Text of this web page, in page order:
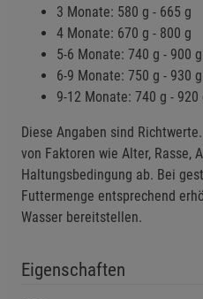
3 Monate: 580 g - 665 g
4 Monate: 670 g - 800 g
5-6 Monate: 740 g - 900 g
6-9 Monate: 750 g - 930 g
9-12 Monate: 740 g - 920
Diese Angaben sind
von Faktoren wie Alter, Rasse,
Haltungsbedingung ab. Bei
Futtermenge entsprechend
Wasser
Eigenschaften